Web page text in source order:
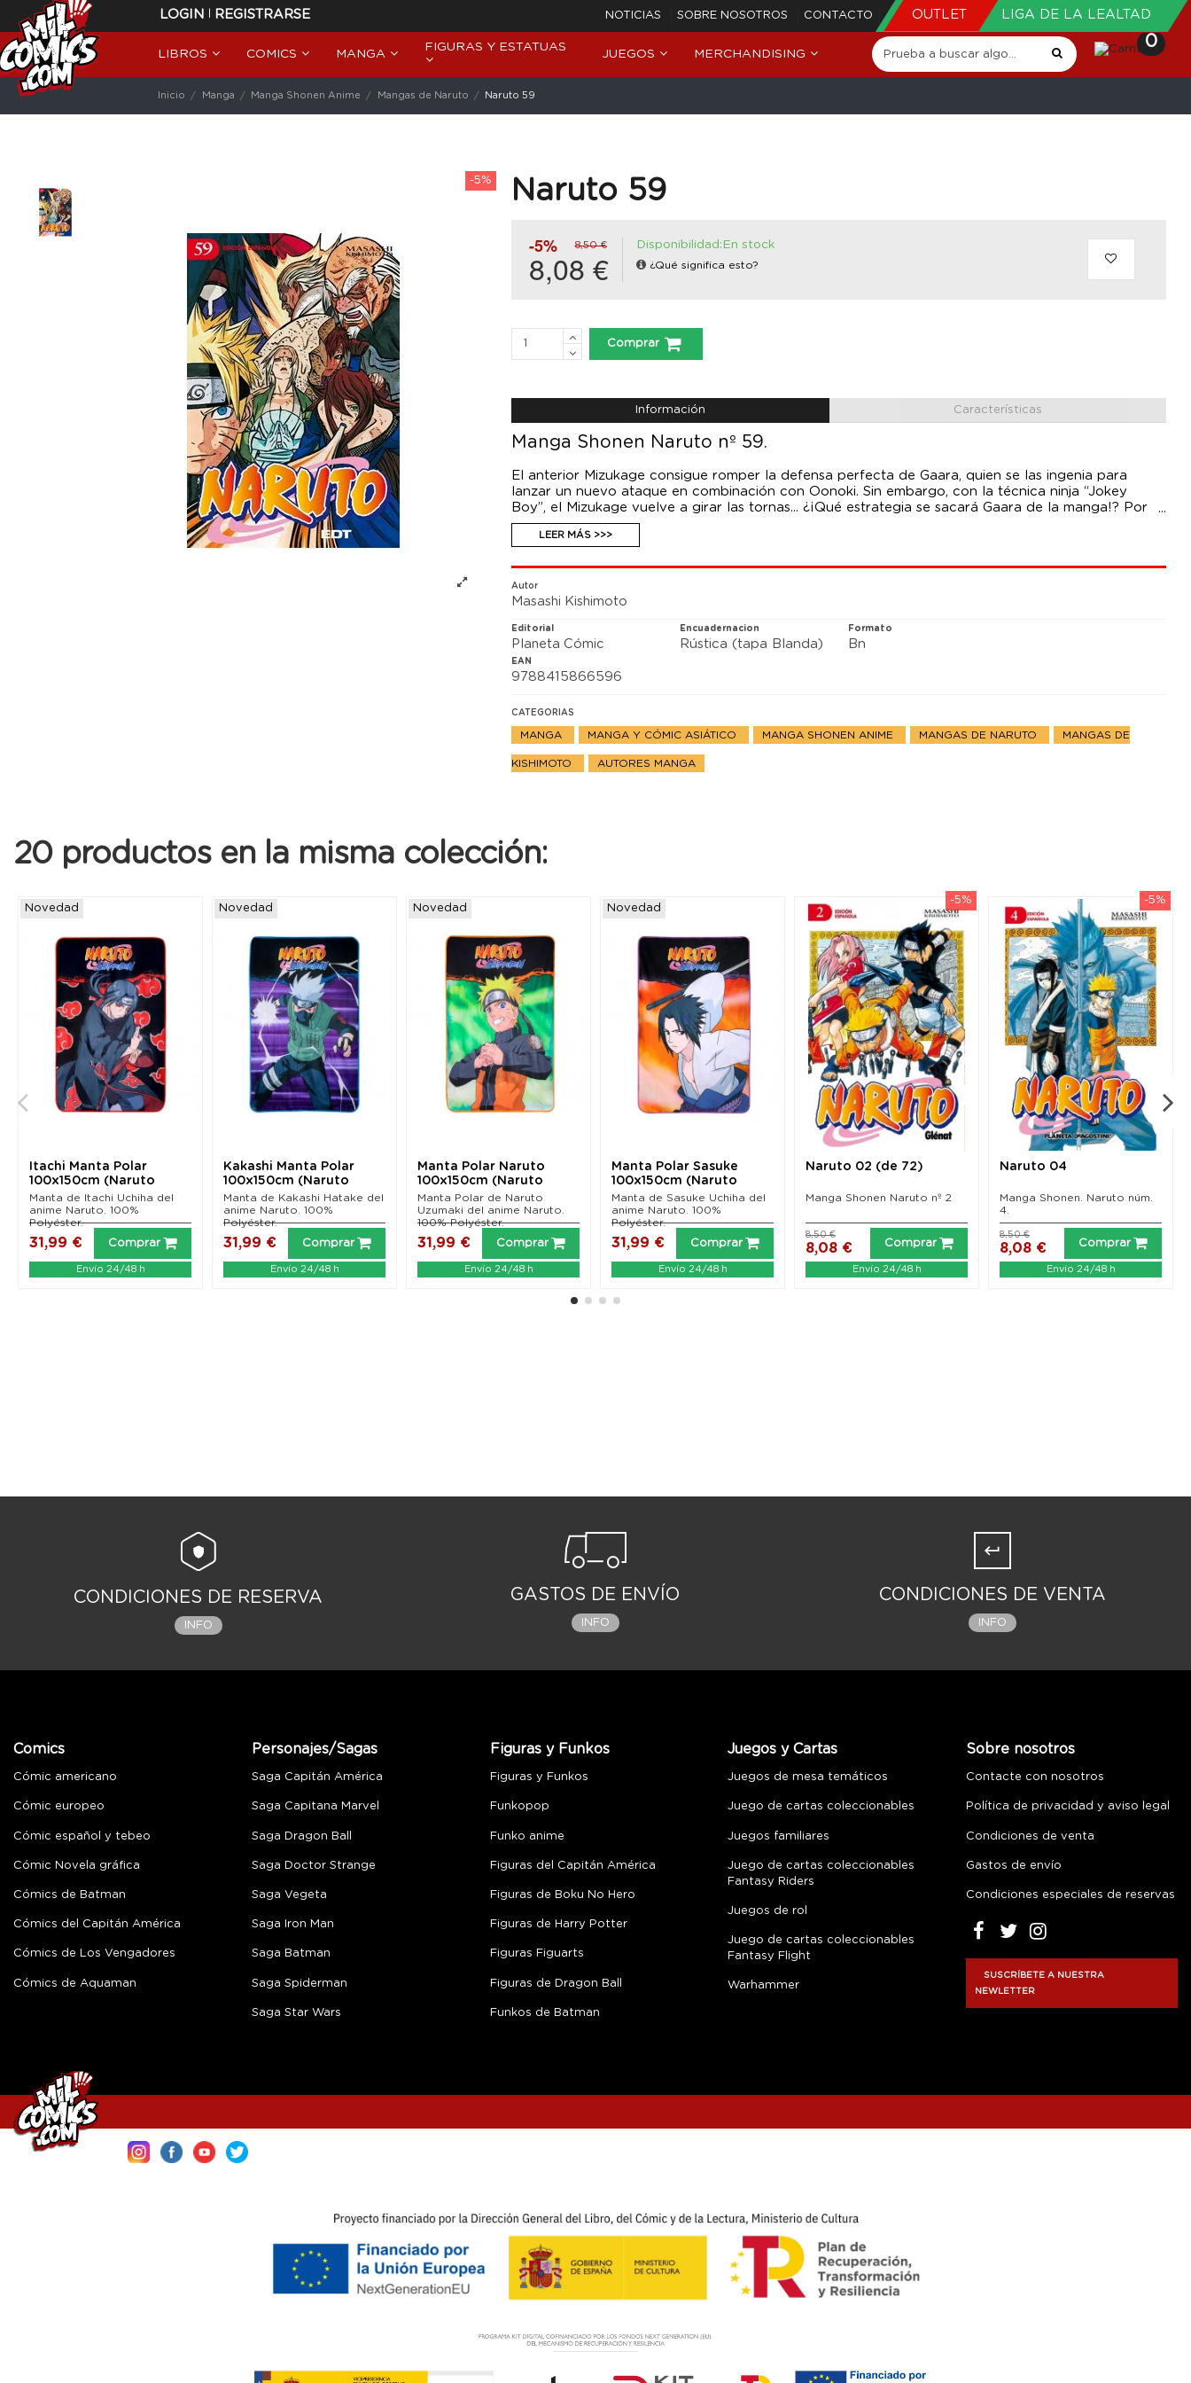
LOGIN | REGISTRARSE NOTICIAS SOBRE NOSOTROS CONTACTO OUTLET LIGA DE LA LEALTAD
LIBROS COMICS MANGA
FIGURAS Y ESTATUAS
JUEGOS MERCHANDISING
0
Inicio Manga Manga Shonen Anime Mangas de Naruto Naruto 59
-5% Naruto 59
-5% 8,50 €
8,08 €
Disponibilidad:En stock
¿Qué significa esto?
Comprar
Información Características
Manga Shonen Naruto nº 59.
El anterior Mizukage consigue romper la defensa perfecta de Gaara, quien se las ingenia para
lanzar un nuevo ataque en combinación con Oonoki. Sin embargo, con la técnica ninja “Jokey
Boy”, el Mizukage vuelve a girar las tornas... ¿¡Qué estrategia se sacará Gaara de la manga!? Por
su parte, tras mandar copias suyas a todos los frentes, ¡¡el cuerpo original de Naruto se sitúa por
fin ante Madara!!
LEER MÁS >>>
Autor
Masashi Kishimoto
Editorial
Planeta Cómic
Encuadernacion
Rústica (tapa Blanda)
Formato
Bn
EAN
9788415866596
CATEGORIAS
MANGA MANGA Y CÓMIC ASIÁTICO MANGA SHONEN ANIME MANGAS DE NARUTO MANGAS DE
KISHIMOTO AUTORES MANGA
20 productos en la misma colección:
Novedad
Itachi Manta Polar
100x150cm (Naruto
Shippuden)
Manta de Itachi Uchiha del
anime Naruto. 100%
Polyéster.
31,99 € Comprar
Envío 24/48 h
Novedad
Kakashi Manta Polar
100x150cm (Naruto
Shippuden)
Manta de Kakashi Hatake del
anime Naruto. 100%
Polyéster.
31,99 € Comprar
Envío 24/48 h
Novedad
Manta Polar Naruto
100x150cm (Naruto
Shippuden)
Manta Polar de Naruto
Uzumaki del anime Naruto.
100% Polyéster.
31,99 € Comprar
Envío 24/48 h
Novedad
Manta Polar Sasuke
100x150cm (Naruto
Shippuden)
Manta de Sasuke Uchiha del
anime Naruto. 100%
Polyéster.
31,99 € Comprar
Envío 24/48 h
-5%
Naruto 02 (de 72)
Manga Shonen Naruto nº 2
8,08 €
8,50 €
Comprar
Envío 24/48 h
-5%
Naruto 04
Manga Shonen. Naruto núm.
4.
8,08 €
8,50 €
Comprar
Envío 24/48 h
CONDICIONES DE RESERVA
INFO
GASTOS DE ENVÍO
INFO
CONDICIONES DE VENTA
INFO
Comics
Cómic americano
Cómic europeo
Cómic español y tebeo
Cómic Novela gráfica
Cómics de Batman
Cómics del Capitán América
Cómics de Los Vengadores
Cómics de Aquaman
Personajes/Sagas
Saga Capitán América
Saga Capitana Marvel
Saga Dragon Ball
Saga Doctor Strange
Saga Vegeta
Saga Iron Man
Saga Batman
Saga Spiderman
Saga Star Wars
Figuras y Funkos
Figuras y Funkos
Funkopop
Funko anime
Figuras del Capitán América
Figuras de Boku No Hero
Figuras de Harry Potter
Figuras Figuarts
Figuras de Dragon Ball
Funkos de Batman
Juegos y Cartas
Juegos de mesa temáticos
Juego de cartas coleccionables
Juegos familiares
Juego de cartas coleccionables
Fantasy Riders
Juegos de rol
Juego de cartas coleccionables
Fantasy Flight
Warhammer
Sobre nosotros
Contacte con nosotros
Política de privacidad y aviso legal
Condiciones de venta
Gastos de envío
Condiciones especiales de reservas
SUSCRÍBETE A NUESTRA
NEWLETTER